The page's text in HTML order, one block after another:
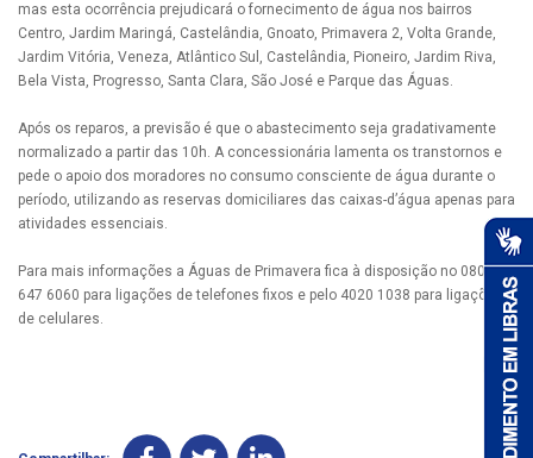
mas esta ocorrência prejudicará o fornecimento de água nos bairros
Centro, Jardim Maringá, Castelândia, Gnoato, Primavera 2, Volta Grande,
Jardim Vitória, Veneza, Atlântico Sul, Castelândia, Pioneiro, Jardim Riva,
Bela Vista, Progresso, Santa Clara, São José e Parque das Águas.
Após os reparos, a previsão é que o abastecimento seja gradativamente
normalizado a partir das 10h. A concessionária lamenta os transtornos e
pede o apoio dos moradores no consumo consciente de água durante o
período, utilizando as reservas domiciliares das caixas-d’água apenas para
atividades essenciais.
Para mais informações a Águas de Primavera fica à disposição no 0800
647 6060 para ligações de telefones fixos e pelo 4020 1038 para ligações
de celulares.